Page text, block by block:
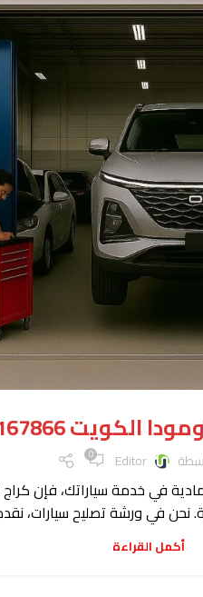
الكويت 66167866
Editor
0
في خدمة سياراتك، فإن
نحن في ورشة تصليح سيارات،
أكمل القراءة